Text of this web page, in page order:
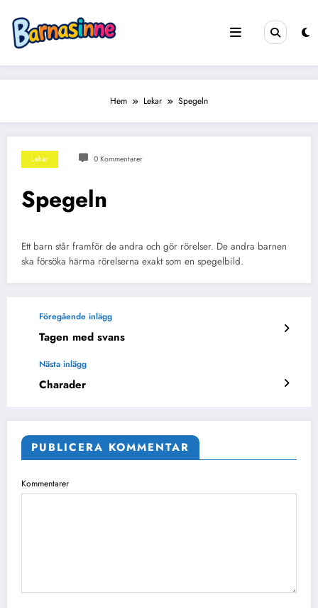
innehåll
Hem Lekar Spegeln
Lekar 0 Kommentarer
Spegeln
Ett barn står framför de andra och gör rörelser. De andra barnen
ska försöka härma rörelserna exakt som en spegelbild.
Föregående inlägg
Tagen med svans
Nästa inlägg
Charader
PUBLICERA KOMMENTAR
Kommentarer